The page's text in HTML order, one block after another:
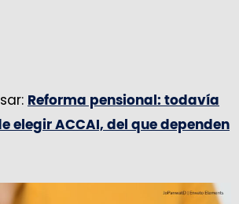
Reforma pensional: todavía
elegir ACCAI, del que dependen